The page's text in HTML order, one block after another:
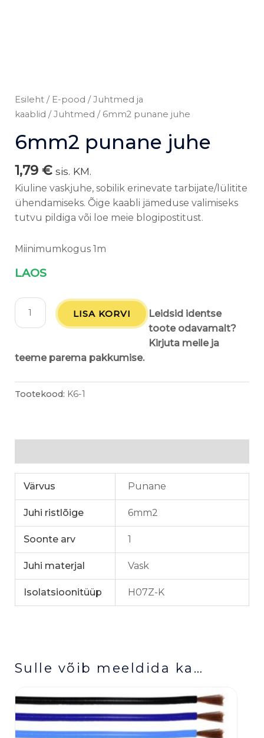
Esileht/ E-pood /Juhtmed ja
kaablid /Juhtmed / 6mm2 punane juhe
6mm2 punane juhe
1,79 € sis. KM.
Kiuline vaskjuhe, sobilik erinevate tarbijate/lülitite
ühendamiseks. Õige kaabli jämeduse valimiseks
tutvu pildiga või loe meie blogipostitust.
Miinimumkogus 1m
LAOS
LISA KORVI
Leidsid identse
toote odavamalt?
Kirjuta meile ja
teeme parema pakkumise.
Tootekood: K6-1
Värvus Punane
Juhi ristlõige 6mm2
Soonte arv 1
Juhi materjal Vask
Isolatsioonitüüp H07Z-K
Sulle võib meeldida ka…